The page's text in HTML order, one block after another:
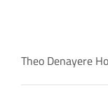
Theo Denayere